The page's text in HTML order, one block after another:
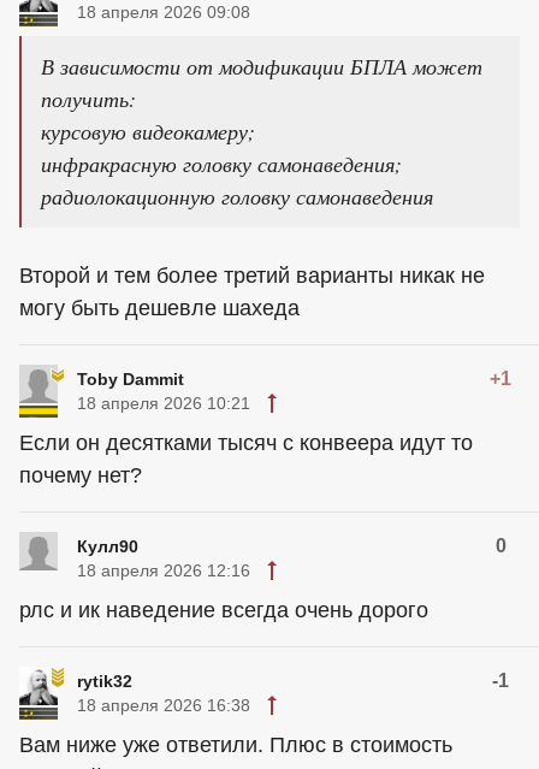
18 апреля 2026 09:08
В зависимости от модификации БПЛА может
получить:
курсовую видеокамеру;
инфракрасную головку самонаведения;
радиолокационную головку самонаведения
Второй и тем более третий варианты никак не
могу быть дешевле шахеда
Toby Dammit +1
18 апреля 2026 10:21
Если он десятками тысяч с конвеера идут то
почему нет?
Кулл90 0
18 апреля 2026 12:16
рлс и ик наведение всегда очень дорого
rytik32 -1
18 апреля 2026 16:38
Вам ниже уже ответили. Плюс в стоимость